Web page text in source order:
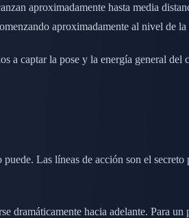
aproximadamente hasta media
aproximadamente al nivel de
a captar la pose y la energía general
Las líneas de acción son el
hacia adelante. Para